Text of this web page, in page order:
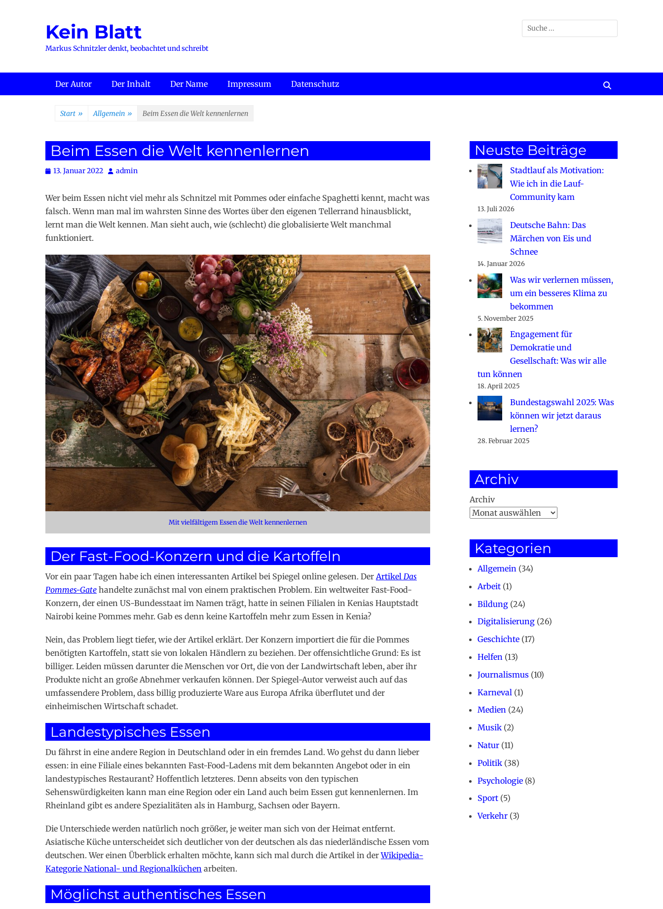
Kein Blatt
Markus Schnitzler denkt, beobachtet und schreibt
Suchen
nach:
Primäres Menü
Der Autor Der Inhalt Der Name Impressum Datenschutz
Start » Allgemein » Beim Essen die Welt kennenlernen
Beim Essen die Welt kennenlernen
Posted
13. Januar 2022 Autor
admin
Wer beim Essen nicht viel mehr als Schnitzel mit Pommes oder einfache Spaghetti kennt, macht was
falsch. Wenn man mal im wahrsten Sinne des Wortes über den eigenen Tellerrand hinausblickt,
lernt man die Welt kennen. Man sieht auch, wie (schlecht) die globalisierte Welt manchmal
funktioniert.
Mit vielfältigem Essen die Welt kennenlernen
Der Fast-Food-Konzern und die Kartoffeln
Vor ein paar Tagen habe ich einen interessanten Artikel bei Spiegel online gelesen. Der Artikel Das
Pommes-Gate handelte zunächst mal von einem praktischen Problem. Ein weltweiter Fast-Food-
Konzern, der einen US-Bundesstaat im Namen trägt, hatte in seinen Filialen in Kenias Hauptstadt
Nairobi keine Pommes mehr. Gab es denn keine Kartoffeln mehr zum Essen in Kenia?
Nein, das Problem liegt tiefer, wie der Artikel erklärt. Der Konzern importiert die für die Pommes
benötigten Kartoffeln, statt sie von lokalen Händlern zu beziehen. Der offensichtliche Grund: Es ist
billiger. Leiden müssen darunter die Menschen vor Ort, die von der Landwirtschaft leben, aber ihr
Produkte nicht an große Abnehmer verkaufen können. Der Spiegel-Autor verweist auch auf das
umfassendere Problem, dass billig produzierte Ware aus Europa Afrika überflutet und der
einheimischen Wirtschaft schadet.
Landestypisches Essen
Du fährst in eine andere Region in Deutschland oder in ein fremdes Land. Wo gehst du dann lieber
essen: in eine Filiale eines bekannten Fast-Food-Ladens mit dem bekannten Angebot oder in ein
landestypisches Restaurant? Hoffentlich letzteres. Denn abseits von den typischen
Sehenswürdigkeiten kann man eine Region oder ein Land auch beim Essen gut kennenlernen. Im
Rheinland gibt es andere Spezialitäten als in Hamburg, Sachsen oder Bayern.
Die Unterschiede werden natürlich noch größer, je weiter man sich von der Heimat entfernt.
Asiatische Küche unterscheidet sich deutlicher von der deutschen als das niederländische Essen vom
deutschen. Wer einen Überblick erhalten möchte, kann sich mal durch die Artikel in derWikipedia-
Kategorie National- und Regionalküchen arbeiten.
Möglichst authentisches Essen
Neuste Beiträge
Stadtlauf als Motivation:
Wie ich in die Lauf-
Community kam
13. Juli 2026
Deutsche Bahn: Das
Märchen von Eis und
Schnee
14. Januar 2026
Was wir verlernen müssen,
um ein besseres Klima zu
bekommen
5. November 2025
Engagement für
Demokratie und
Gesellschaft: Was wir alle
tun können
18. April 2025
Bundestagswahl 2025: Was
können wir jetzt daraus
lernen?
28. Februar 2025
Archiv
Archiv
Kategorien
Allgemein (34)
Arbeit (1)
Bildung (24)
Digitalisierung (26)
Geschichte (17)
Helfen (13)
Journalismus (10)
Karneval (1)
Medien (24)
Musik (2)
Natur (11)
Politik (38)
Psychologie (8)
Sport (5)
Verkehr (3)